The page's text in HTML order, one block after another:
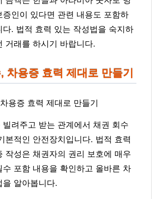
증인이 있다면 관련 내용도 포함하
다. 법적 효력 있는 작성법을 숙지하
거래를 하시기 바랍니다.
차용증 효력 제대로 만들기
용증 효력 제대로 만들기
빌려주고 받는 관계에서 채권 회수
본적인 안전장치입니다. 법적 효력
작성은 채권자의 권리 보호에 매우
수 포함 내용을 확인하고 올바른 차
을 알아봅니다.